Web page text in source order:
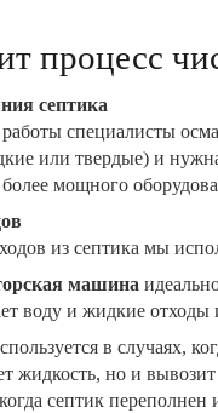
процесс
септика
специалисты
или твердые) и
мощного
из септика мы
машина
воду и жидкие отходы
в случаях,
жидкость, но и
септик переполнен